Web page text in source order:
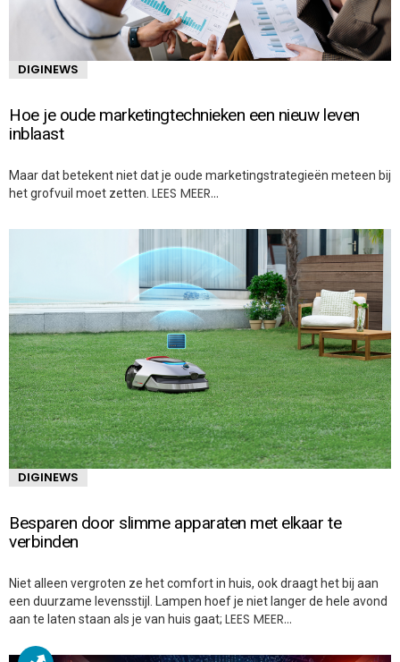
DIGINEWS
Hoe je oude marketingtechnieken een nieuw leven
inblaast
Maar dat betekent niet dat je oude marketingstrategieën meteen bij
het grofvuil moet zetten. LEES MEER…
DIGINEWS
Besparen door slimme apparaten met elkaar te
verbinden
Niet alleen vergroten ze het comfort in huis, ook draagt het bij aan
een duurzame levensstijl. Lampen hoef je niet langer de hele avond
aan te laten staan als je van huis gaat; LEES MEER…